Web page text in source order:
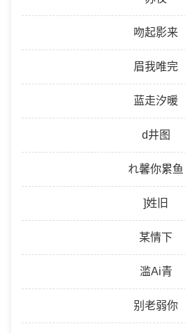
吻起影来
眉我唯完
蓝走汐暖
d井图
れ馨你累鱼
]姓旧
某情下
滥Ai青
别老弱你